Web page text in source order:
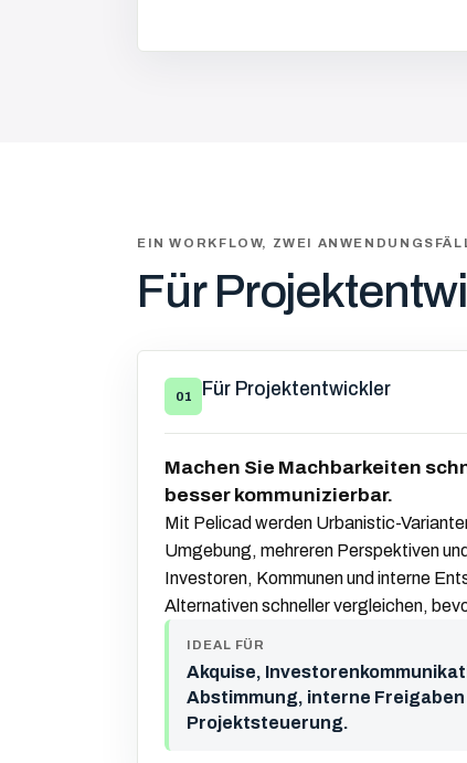
EIN WORKFLOW, ZWEI
Für
01 Für Projektentwickler
Machen Sie Machbarkeiten
besser kommunizierbar.
Mit Pelicad werden Urbanistic-
Umgebung, mehreren Perspektiven
Investoren, Kommunen und interne
Alternativen schneller vergleichen,
IDEAL FÜR
Akquise,
Abstimmung, interne
Projektsteuerung.